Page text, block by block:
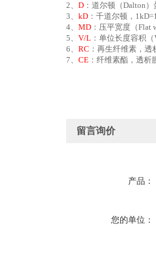
2、 D ：道尔顿（Dalton
3、 kD ：千道尔顿，
4、 MD ：压平宽度（
5、 V/L ：单位长度容积
6、 RC ：再生纤维素，
7、 CE ：纤维素酯，透析
留言询价
产品：
您的单位：